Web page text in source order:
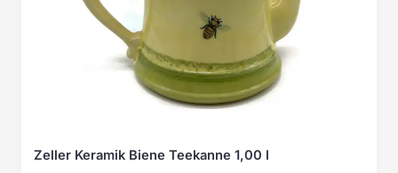
Zeller Keramik Biene Teekanne 1,00 l